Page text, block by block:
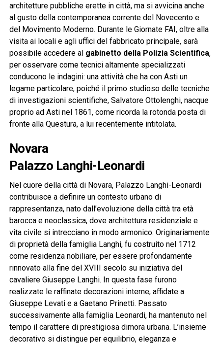
architetture pubbliche erette in città, ma si avvicina anche
al gusto della contemporanea corrente del Novecento e
del Movimento Moderno. Durante le Giornate FAI, oltre alla
visita ai locali e agli uffici del fabbricato principale, sarà
possibile accedere al gabinetto della Polizia Scientifica,
per osservare come tecnici altamente specializzati
conducono le indagini: una attività che ha con Asti un
legame particolare, poiché il primo studioso delle tecniche
di investigazioni scientifiche, Salvatore Ottolenghi, nacque
proprio ad Asti nel 1861, come ricorda la rotonda posta di
fronte alla Questura, a lui recentemente intitolata.
Novara
Palazzo Langhi-Leonardi
Nel cuore della città di Novara, Palazzo Langhi-Leonardi
contribuisce a definire un contesto urbano di
rappresentanza, nato dall’evoluzione della città tra età
barocca e neoclassica, dove architettura residenziale e
vita civile si intrecciano in modo armonico. Originariamente
di proprietà della famiglia Langhi, fu costruito nel 1712
come residenza nobiliare, per essere profondamente
rinnovato alla fine del XVIII secolo su iniziativa del
cavaliere Giuseppe Langhi. In questa fase furono
realizzate le raffinate decorazioni interne, affidate a
Giuseppe Levati e a Gaetano Prinetti. Passato
successivamente alla famiglia Leonardi, ha mantenuto nel
tempo il carattere di prestigiosa dimora urbana. L’insieme
decorativo si distingue per equilibrio, eleganza e